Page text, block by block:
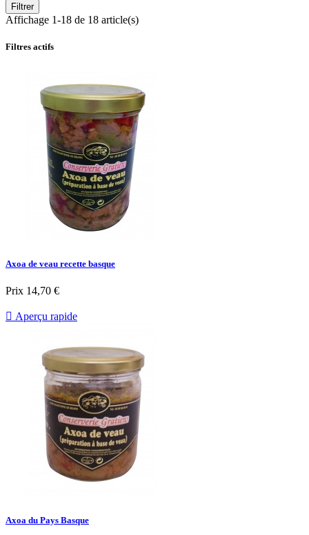
Filtrer
Affichage 1-18 de 18 article(s)
Filtres actifs
Axoa de veau recette basque
Prix 14,70 €
 Aperçu rapide
Axoa du Pays Basque